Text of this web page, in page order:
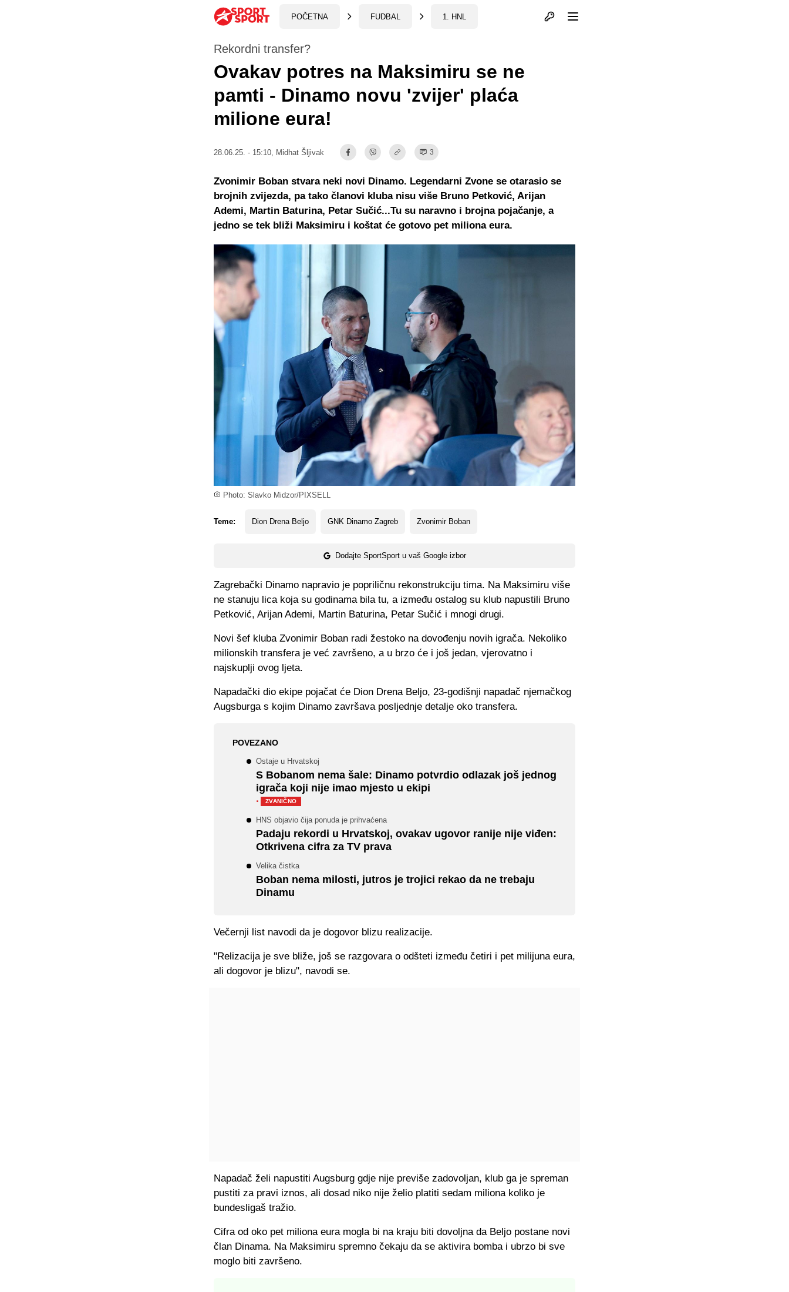
POČETNA FUDBAL 1. HNL Otvori profil
Photo: Slavko Midzor/PIXSELL
Rekordni transfer?
Ovakav potres na Maksimiru se ne
pamti - Dinamo novu 'zvijer' plaća
milione eura!
28.06.25. - 15:10, Midhat Šljivak 3
Teme: Dion Drena Beljo GNK Dinamo Zagreb Zvonimir Boban
Dodajte SportSport u vaš Google izbor
Zvonimir Boban stvara neki novi Dinamo. Legendarni Zvone se otarasio se
brojnih zvijezda, pa tako članovi kluba nisu više Bruno Petković, Arijan
Ademi, Martin Baturina, Petar Sučić...Tu su naravno i brojna pojačanje, a
jedno se tek bliži Maksimiru i koštat će gotovo pet miliona eura.
Zagrebački Dinamo napravio je popriličnu rekonstrukciju tima. Na Maksimiru više
ne stanuju lica koja su godinama bila tu, a između ostalog su klub napustili Bruno
Petković, Arijan Ademi, Martin Baturina, Petar Sučić i mnogi drugi.
Novi šef kluba Zvonimir Boban radi žestoko na dovođenju novih igrača. Nekoliko
milionskih transfera je već završeno, a u brzo će i još jedan, vjerovatno i
najskuplji ovog ljeta.
Napadački dio ekipe pojačat će Dion Drena Beljo, 23-godišnji napadač njemačkog
Augsburga s kojim Dinamo završava posljednje detalje oko transfera.
POVEZANO
Ostaje u Hrvatskoj
S Bobanom nema šale: Dinamo potvrdio odlazak još jednog
igrača koji nije imao mjesto u ekipi
·
ZVANIČNO
HNS objavio čija ponuda je prihvaćena
Padaju rekordi u Hrvatskoj, ovakav ugovor ranije nije viđen:
Otkrivena cifra za TV prava
Velika čistka
Boban nema milosti, jutros je trojici rekao da ne trebaju
Dinamu
Večernji list navodi da je dogovor blizu realizacije.
"Relizacija je sve bliže, još se razgovara o odšteti između četiri i pet milijuna eura,
ali dogovor je blizu", navodi se.
Napadač želi napustiti Augsburg gdje nije previše zadovoljan, klub ga je spreman
pustiti za pravi iznos, ali dosad niko nije želio platiti sedam miliona koliko je
bundesligaš tražio.
Cifra od oko pet miliona eura mogla bi na kraju biti dovoljna da Beljo postane novi
član Dinama. Na Maksimiru spremno čekaju da se aktivira bomba i ubrzo bi sve
moglo biti završeno.